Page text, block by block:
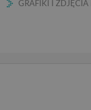
GRAFIKI I ZDJĘCIA